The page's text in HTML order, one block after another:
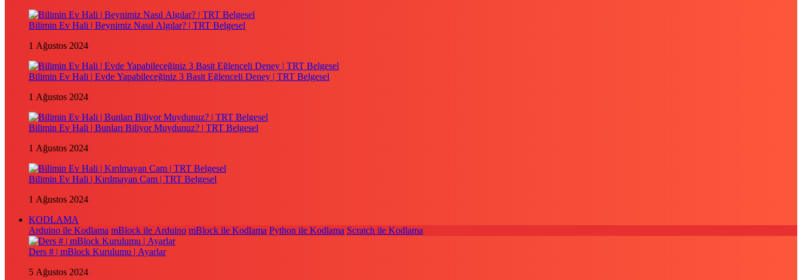
Bilimin Ev Hali | Beynimiz Nasıl Algılar? | TRT Belgesel
1 Ağustos 2024
Bilimin Ev Hali | Evde Yapabileceğiniz 3 Basit Eğlenceli Deney | TRT Belgesel
1 Ağustos 2024
Bilimin Ev Hali | Bunları Biliyor Muydunuz? | TRT Belgesel
1 Ağustos 2024
Bilimin Ev Hali | Kırılmayan Cam | TRT Belgesel
1 Ağustos 2024
KODLAMA
Arduino ile Kodlama mBlock ile Arduino mBlock ile Kodlama Python ile Kodlama Scratch ile Kodlama
Ders # | mBlock Kurulumu | Ayarlar
5 Ağustos 2024